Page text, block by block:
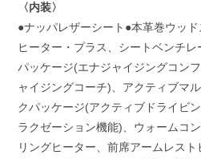
〈内装〉
●ナッパレザーシート●本革巻ウッ
ヒーター・プラス、シートベンチ
パッケージ(エナジャイジングコン
ャイジングコーチ)、アクティブマ
クパッケージ(アクティブドライビ
ラクゼーション機能)、ウォームコ
リングヒーター、前席アームレス